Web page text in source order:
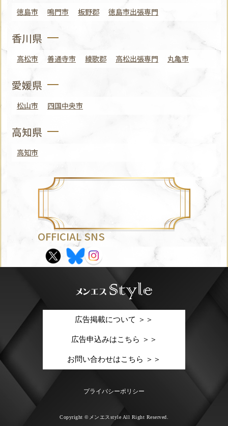
徳島市 鳴門市 板野郡 徳島市出張専門
香川県
高松市 善通寺市 綾歌郡 高松出張専門 丸亀市
愛媛県
松山市 四国中央市
高知県
高知市
OFFICIAL SNS
広告掲載について ＞＞
広告申込みはこちら ＞＞
お問い合わせはこちら ＞＞
プライバシーポリシー
Copyright ©メンエスstyle All Right Reserved.